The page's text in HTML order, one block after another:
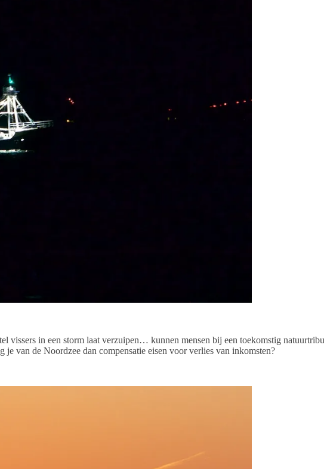
vissers in een storm laat verzuipen… kunnen mensen bij een toekomstig
je van de Noordzee dan compensatie eisen voor verlies van inkomsten?